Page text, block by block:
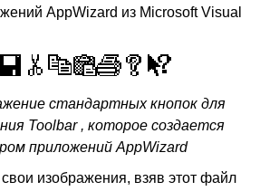
AppWizard из Microsoft Visual
стандартных кнопок для
Toolbar , которое создается
приложений AppWizard
изображения, взяв этот файл